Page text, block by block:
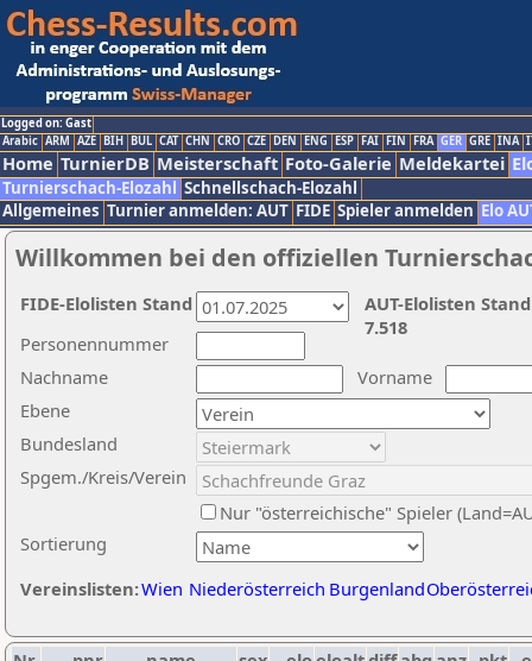
Logged on: Gast
Arabic ARM AZE BIH BUL CAT CHN CRO CZE DEN ENG ESP FAI FIN FRA GER GRE INA
Home TurnierDB Meisterschaft Foto-Galerie Meldekartei
Turnierschach-Elozahl Schnellschach-Elozahl
Allgemeines Turnier anmelden: AUT FIDE Spieler anmelden Elo
Willkommen bei den offiziellen
Nachname
Vorname
Ebene
Sortierung
Personennummer
Bundesland
Spgem./Kreis/Verein
Nur "österreichische" Spieler
Vereinslisten:Wien Niederösterreich Burgenland
AUT-Elolisten
7.518
FIDE-Elolisten Stand